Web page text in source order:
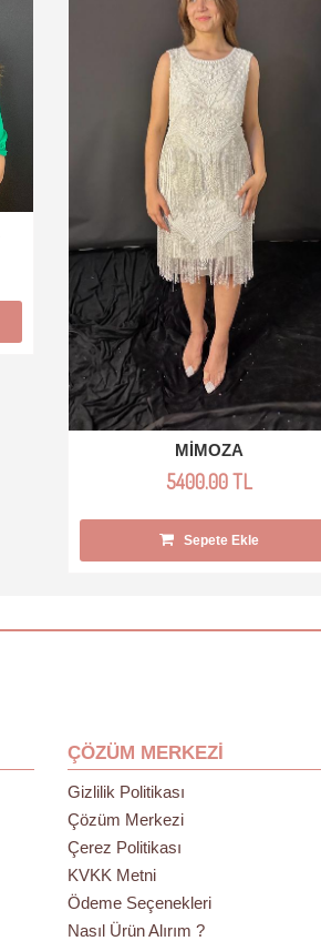
MİMOZA
5400.00 TL
Sepete Ekle
ÇÖZÜM MERKEZI
Gizlilik Politikası
Çözüm Merkezi
Çerez Politikası
KVKK Metni
Ödeme Seçenekleri
Nasıl Ürün Alırım ?